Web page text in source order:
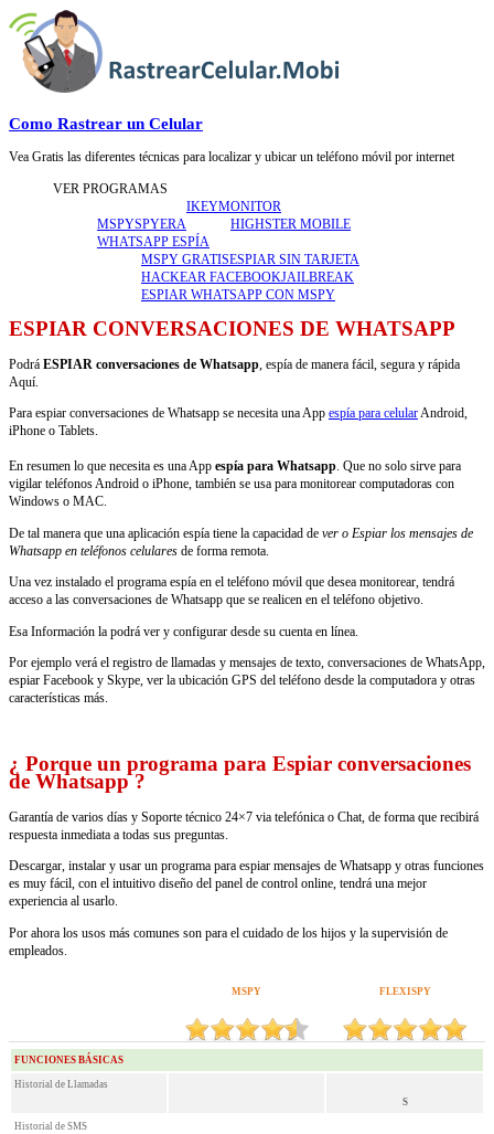
Como Rastrear un Celular
Vea Gratis las diferentes técnicas para localizar y ubicar un teléfono móvil por internet
VER PROGRAMAS
MSPYSPYERA
IKEYMONITOR
HIGHSTER MOBILE
WHATSAPP ESPÍA
MSPY GRATISESPIAR SIN TARJETA
HACKEAR FACEBOOKJAILBREAK
ESPIAR WHATSAPP CON MSPY
ESPIAR CONVERSACIONES DE WHATSAPP
​Podrá ESPIAR conversaciones de Whatsapp , espía de manera fácil, segura y rápida
Aquí.
​Para espiar conversaciones de Whatsapp se necesita una App espía para celularAndroid,
iPhone o Tablets.
En resumen lo que necesita es una App espía para Whatsapp. Que no solo sirve para
vigilar teléfonos Android o iPhone, también se usa para monitorear computadoras con
Windows o MAC.
De tal manera que una aplicación espía tiene la capacidad de ver o Espiar los mensajes de
Whatsapp en teléfonos celulares de forma remota.
Una vez instalado el programa espía en el teléfono móvil que desea monitorear, tendrá
acceso a las conversaciones de Whatsapp que se realicen en el teléfono objetivo.
Esa Información la podrá ver y configurar desde su cuenta en línea.
Por ejemplo verá el registro de llamadas y mensajes de texto, conversaciones de WhatsApp,
espiar Facebook y Skype, ver la ubicación GPS del teléfono desde la computadora y otras
características más.
¿ Porque un programa para Espiar conversaciones
de Whatsapp ?
Garantía de varios días y Soporte técnico 24×7 via telefónica o Chat, de forma que recibirá
respuesta inmediata a todas sus preguntas.
Descargar, instalar y usar un programa para espiar mensajes de Whatsapp y otras funciones
es muy fácil, con el intuitivo diseño del panel de control online, tendrá una mejor
experiencia al usarlo.
Por ahora los usos más comunes son para el cuidado de los hijos y la supervisión de
empleados.
MSPY FLEXISPY
FUNCIONES BÁSICAS
Historial de Llamadas
S
Historial de SMS